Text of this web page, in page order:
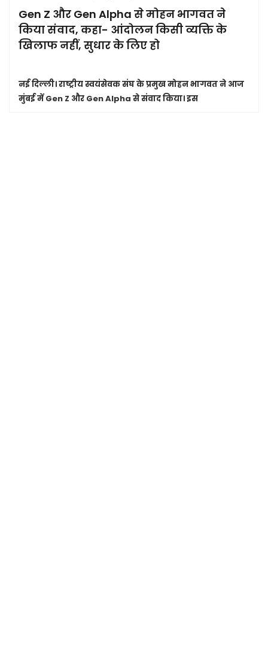
Gen Z और Gen Alpha से मोहन भागवत ने
किया संवाद, कहा- आंदोलन किसी व्यक्ति के
खिलाफ नहीं, सुधार के लिए हो
नई दिल्ली।राष्ट्रीय स्वयंसेवक संघ के प्रमुख मोहन भागवत ने आज
मुंबई में Gen Z और Gen Alpha से संवाद किया। इस